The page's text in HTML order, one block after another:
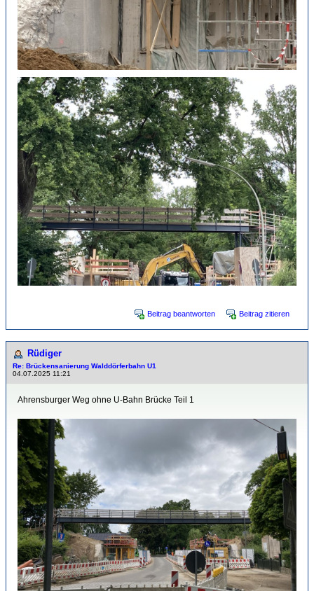
Beitrag beantworten Beitrag zitieren
Rüdiger
Re: Brückensanierung Walddörferbahn U1
04.07.2025 11:21
Ahrensburger Weg ohne U-Bahn Brücke Teil 1